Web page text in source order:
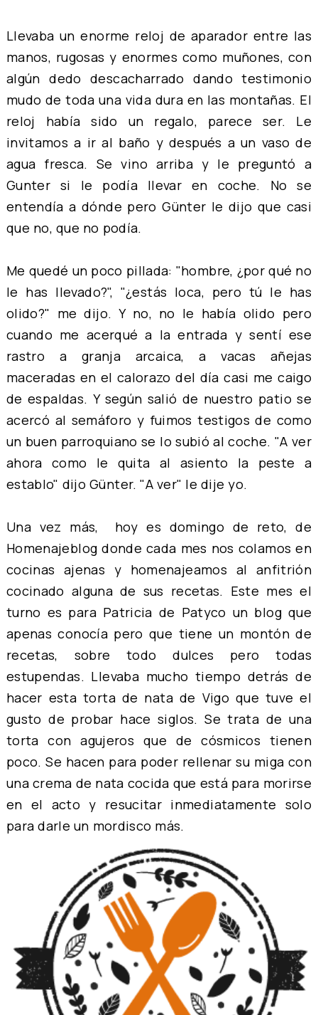
Llevaba un enorme reloj de aparador entre las
manos, rugosas y enormes como muñones, con
algún dedo descacharrado dando testimonio
mudo de toda una vida dura en las montañas. El
reloj había sido un regalo, parece ser. Le
invitamos a ir al baño y después a un vaso de
agua fresca. Se vino arriba y le preguntó a
Gunter si le podía llevar en coche. No se
entendía a dónde pero Günter le dijo que casi
que no, que no podía.
Me quedé un poco pillada: "hombre, ¿por qué no
le has llevado?", "¿estás loca, pero tú le has
olido?" me dijo. Y no, no le había olido pero
cuando me acerqué a la entrada y sentí ese
rastro a granja arcaica, a vacas añejas
maceradas en el calorazo del día casi me caigo
de espaldas. Y según salió de nuestro patio se
acercó al semáforo y fuimos testigos de como
un buen parroquiano se lo subió al coche. "A ver
ahora como le quita al asiento la peste a
establo" dijo Günter. "A ver" le dije yo.
Una vez más, hoy es domingo de reto, de
Homenajeblog donde cada mes nos colamos en
cocinas ajenas y homenajeamos al anfitrión
cocinado alguna de sus recetas. Este mes el
turno es para Patricia de Patyco un blog que
apenas conocía pero que tiene un montón de
recetas, sobre todo dulces pero todas
estupendas. Llevaba mucho tiempo detrás de
hacer estatorta de nata de Vigo que tuve el
gusto de probar hace siglos. Se trata de una
torta con agujeros que de cósmicos tienen
poco. Se hacen para poder rellenar su miga con
una crema de nata cocida que está para morirse
en el acto y resucitar inmediatamente solo
para darle un mordisco más.